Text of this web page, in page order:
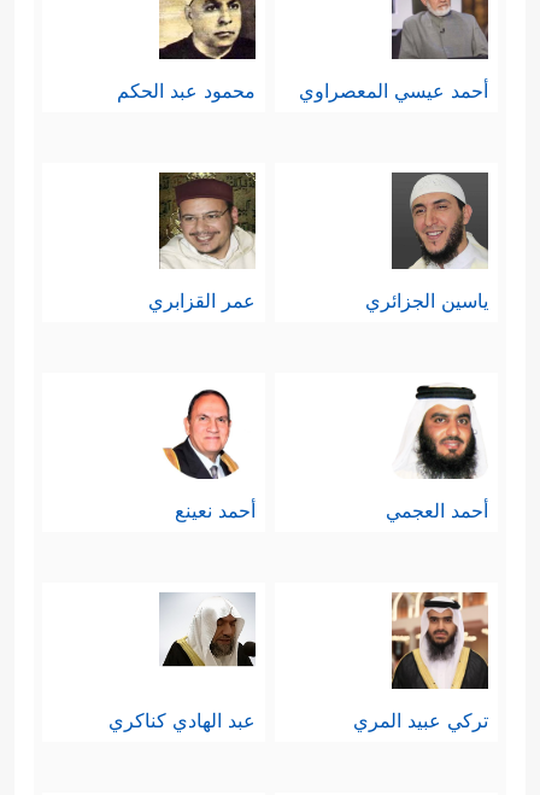
أحمد عيسي المعصراوي محمود عبد الحكم
ياسين الجزائري عمر القزابري
أحمد العجمي أحمد نعينع
تركي عبيد المري عبد الهادي كناكري